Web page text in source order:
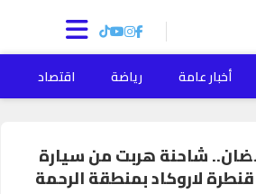
أخبار عامة رياضة اقتصاد
شاحنة هربت من سيارة
لاروكاد بمنطقة الرحمة